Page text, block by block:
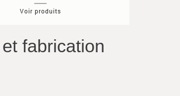
Voir produits
fabrication